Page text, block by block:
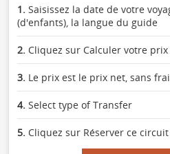
1. Saisissez la date de votre
(d'enfants), la langue du guide
2. Cliquez sur Calculer votre prix
3. Le prix est le prix net, sans
4. Select type of Transfer
5. Cliquez sur Réserver ce circuit